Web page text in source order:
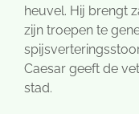
heuvel. Hij brengt
zijn troepen te
Caesar geeft de
stad.